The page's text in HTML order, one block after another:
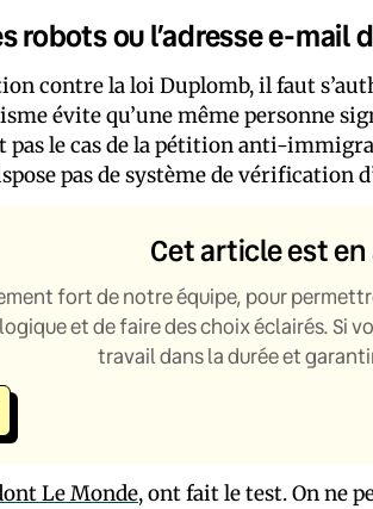
robots ou l’adresse e-mail
contre la loi Duplomb, il faut
évite qu’une même personne
pas le cas de la pétition anti-
pas de système de vérification
Cet article est
fort de notre équipe, pour
et de faire des choix éclairés. Si
travail dans la durée et
Le Monde, ont fait le test. On ne